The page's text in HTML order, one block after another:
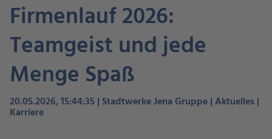
Firmenlauf 2026:
Teamgeist und jede
Menge Spaß
20.05.2026, 15:44:35 | Stadtwerke Jena Gruppe | Aktuelles |
Karriere